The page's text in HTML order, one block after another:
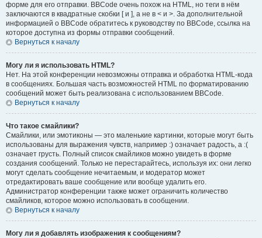
форме для его отправки. BBCode очень похож на HTML, но теги в нём
заключаются в квадратные скобки [ и ], а не в < и >. За дополнительной
информацией о BBCode обратитесь к руководству по BBCode, ссылка на
которое доступна из формы отправки сообщений.
Вернуться к началу
Могу ли я использовать HTML?
Нет. На этой конференции невозможны отправка и обработка HTML-кода
в сообщениях. Большая часть возможностей HTML по форматированию
сообщений может быть реализована с использованием BBCode.
Вернуться к началу
Что такое смайлики?
Смайлики, или эмотиконы — это маленькие картинки, которые могут быть
использованы для выражения чувств, например :) означает радость, а :(
означает грусть. Полный список смайликов можно увидеть в форме
создания сообщений. Только не перестарайтесь, используя их: они легко
могут сделать сообщение нечитаемым, и модератор может
отредактировать ваше сообщение или вообще удалить его.
Администратор конференции также может ограничить количество
смайликов, которое можно использовать в сообщении.
Вернуться к началу
Могу ли я добавлять изображения к сообщениям?